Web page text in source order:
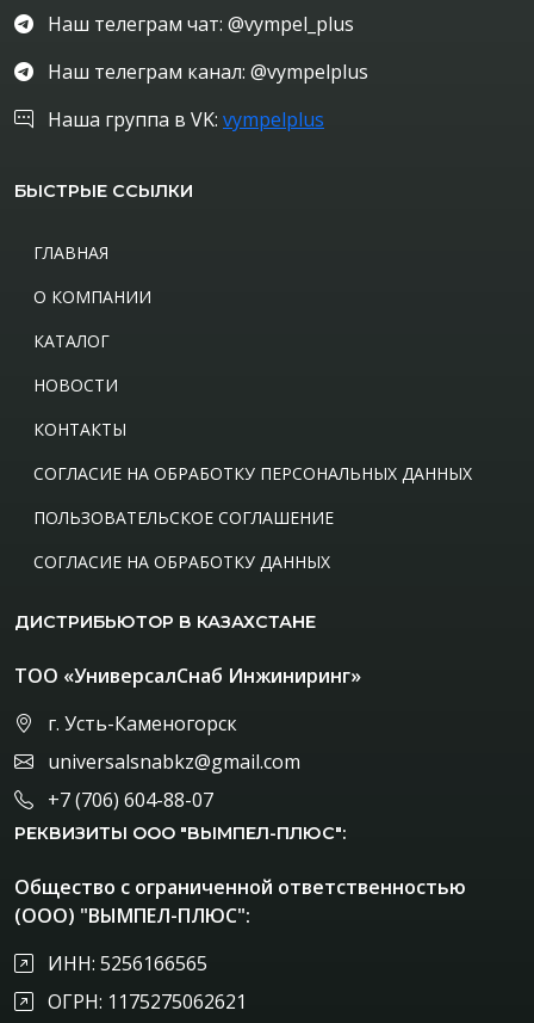
Наш телеграм чат: @vympel_plus
Наш телеграм канал: @vympelplus
Наша группа в VK: vympelplus
БЫСТРЫЕ ССЫЛКИ
ГЛАВНАЯ
О КОМПАНИИ
КАТАЛОГ
НОВОСТИ
КОНТАКТЫ
СОГЛАСИЕ НА ОБРАБОТКУ ПЕРСОНАЛЬНЫХ ДАННЫХ
ПОЛЬЗОВАТЕЛЬСКОЕ СОГЛАШЕНИЕ
СОГЛАСИЕ НА ОБРАБОТКУ ДАННЫХ
ДИСТРИБЬЮТОР В КАЗАХСТАНЕ
ТОО «УниверсалСнаб Инжиниринг»
г. Усть-Каменогорск
universalsnabkz@gmail.com
+7 (706) 604-88-07
РЕКВИЗИТЫ ООО "ВЫМПЕЛ-ПЛЮС":
Общество с ограниченной ответственностью
(ООО) "ВЫМПЕЛ-ПЛЮС":
ИНН: 5256166565
ОГРН: 1175275062621